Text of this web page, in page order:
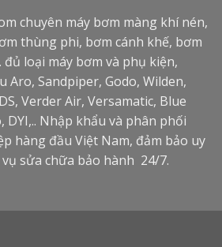
chuyên máy bơm màng khí nén,
thùng phi, bơm cánh khế, bơm
loại máy bơm và phụ kiện,
Aro, Sandpiper, Godo, Wilden,
Verder Air, Versamatic, Blue
DYI,.. Nhập khẩu và phân phối
hàng đầu Việt Nam, đảm bảo uy
sửa chữa bảo hành 24/7.